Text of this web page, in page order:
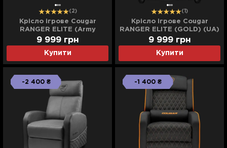
(2)
Крісло ігрове Cougar
RANGER ELITE (Army
Green) (UA)
Купити
9 999 грн
(1)
Крісло ігрове Cougar
RANGER ELITE (GOLD) (UA)
Купити
9 999 грн
-2 400 ₴ -1 400 ₴